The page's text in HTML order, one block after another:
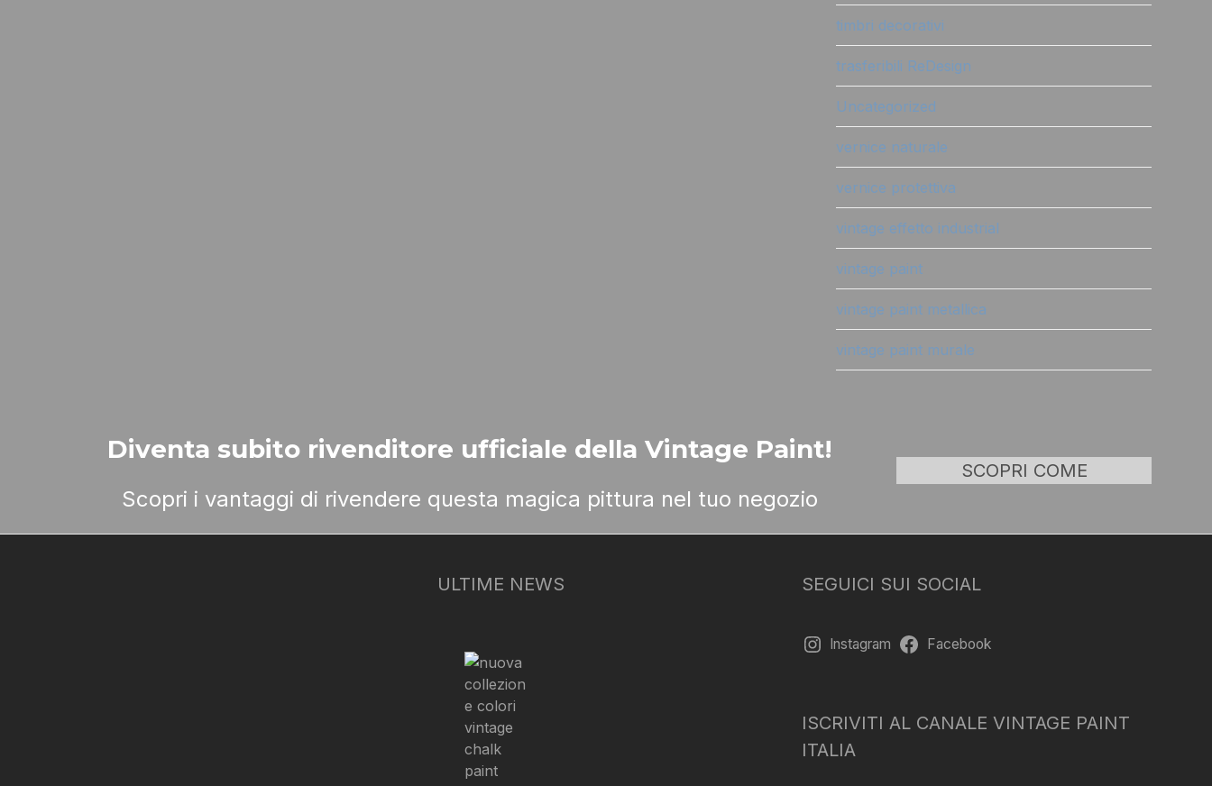
timbri decorativi
trasferibili ReDesign
Uncategorized
vernice naturale
vernice protettiva
vintage effetto industrial
vintage paint
vintage paint metallica
vintage paint murale
Diventa subito rivenditore ufficiale della Vintage Paint!
Scopri i vantaggi di rivendere questa magica pittura nel tuo negozio
SCOPRI COME
ULTIME NEWS SEGUICI SUI SOCIAL
Instagram Facebook
ISCRIVITI AL CANALE VINTAGE PAINT
ITALIA